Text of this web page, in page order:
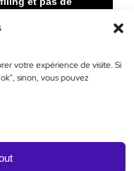
votre expérience de visite. Si
sinon, vous pouvez
à tout moment